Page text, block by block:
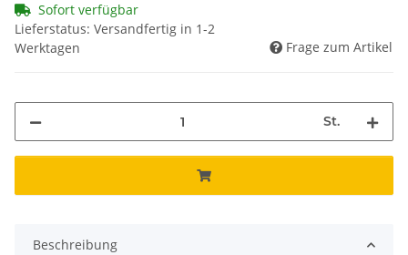
Sofort verfügbar
Lieferstatus: Versandfertig in 1-2
Werktagen
Frage zum Artikel
St.
Beschreibung